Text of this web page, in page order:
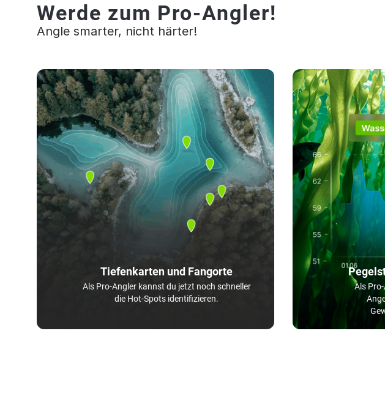
Werde zum Pro-Angler!
Angle smarter, nicht härter!
Tiefenkarten und Fangorte
Als Pro-Angler kannst du jetzt noch schneller
die Hot-Spots identifizieren.
Als